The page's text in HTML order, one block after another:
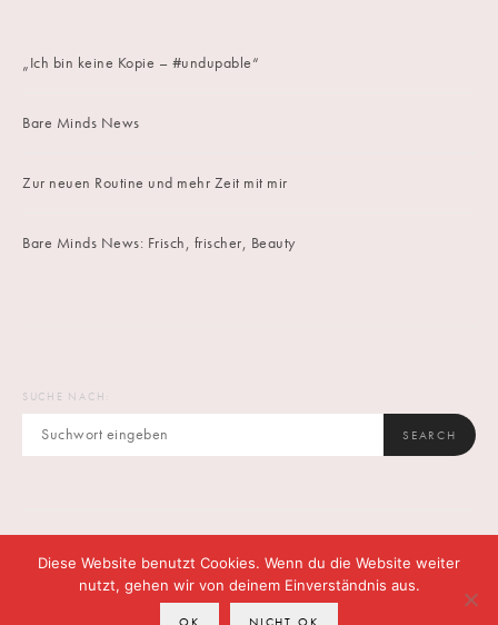
„Ich bin keine Kopie – #undupable“
Bare Minds News
Zur neuen Routine und mehr Zeit mit mir
Bare Minds News: Frisch, frischer, Beauty
SUCHE NACH:
SEARCH
DATENSCHUTZ CONTACT
Diese Website benutzt Cookies. Wenn du die Website weiter
nutzt, gehen wir von deinem Einverständnis aus.
OK NICHT OK